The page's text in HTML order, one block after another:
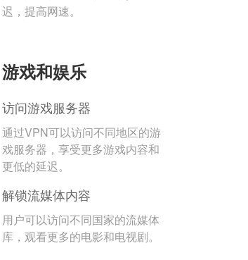
迟，提高网速。
游戏和娱乐
访问游戏服务器
通过VPN可以访问不同地区的游
戏服务器，享受更多游戏内容和
更低的延迟。
解锁流媒体内容
用户可以访问不同国家的流媒体
库，观看更多的电影和电视剧。